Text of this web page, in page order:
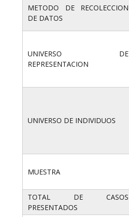
METODO DE RECOLECCION
DE DATOS
UNIVERSO DE
REPRESENTACION
UNIVERSO DE INDIVIDUOS
MUESTRA
TOTAL DE CASOS
PRESENTADOS